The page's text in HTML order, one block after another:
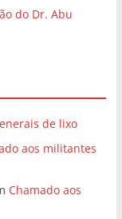
do Dr. Abu
de lixo
aos militantes
Chamado aos